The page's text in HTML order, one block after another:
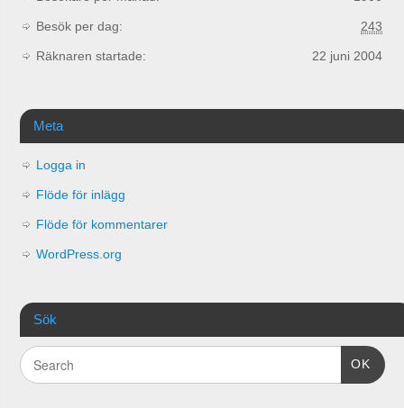
243
Besök per dag:
22 juni 2004
Räknaren startade:
Meta
Logga in
Flöde för inlägg
Flöde för kommentarer
WordPress.org
Sök
OK